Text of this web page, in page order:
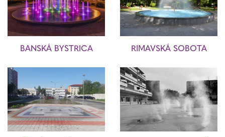
BANSKÁ BYSTRICA RIMAVSKÁ SOBOTA